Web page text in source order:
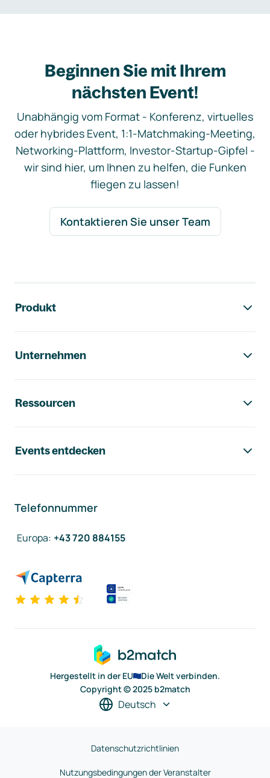
Beginnen Sie mit Ihrem
nächsten Event!
Unabhängig vom Format - Konferenz, virtuelles
oder hybrides Event, 1:1-Matchmaking-Meeting,
Networking-Plattform, Investor-Startup-Gipfel -
wir sind hier, um Ihnen zu helfen, die Funken
fliegen zu lassen!
Kontaktieren Sie unser Team
Produkt
Unternehmen
Ressourcen
Events entdecken
Telefonnummer
Europa: +43 720 884155
Hergestellt in der EU
Die Welt verbinden.
Copyright © 2025 b2match
Deutsch
Datenschutzrichtlinien
Nutzungsbedingungen der Veranstalter